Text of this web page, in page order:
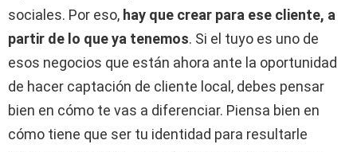
sociales. Por eso, hay que crear para ese cliente, a
partir de lo que ya tenemos. Si el tuyo es uno de
esos negocios que están ahora ante la oportunidad
de hacer captación de cliente local, debes pensar
bien en cómo te vas a diferenciar. Piensa bien en
cómo tiene que ser tu identidad para resultarle